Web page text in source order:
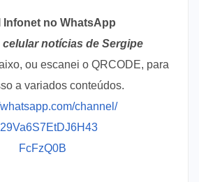
Infonet no WhatsApp
celular notícias de Sergipe
ou escanei o QRCODE, para
a variados conteúdos.
channel/
FcFzQ0B